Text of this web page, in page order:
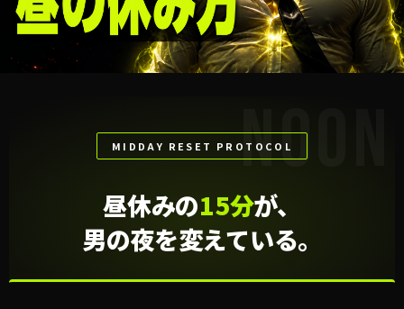
NOON
MIDDAY RESET PROTOCOL
昼休みの15分が、
男の夜を変えている。